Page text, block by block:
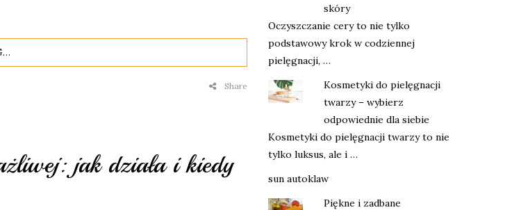
Share
jak działa i kiedy
skóry
Oczyszczanie cery to nie tylko
podstawowy krok w codziennej
pielęgnacji, …
Kosmetyki do pielęgnacji
twarzy – wybierz
odpowiednie dla siebie
Kosmetyki do pielęgnacji twarzy to nie
tylko luksus, ale i …
sun autoklaw
Piękne i zadbane